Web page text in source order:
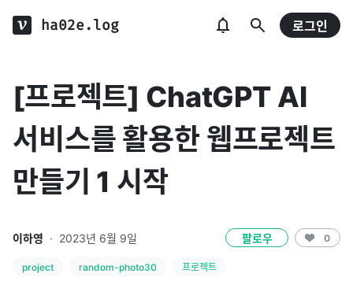
ha02e.log 로그인
[프로젝트] ChatGPT AI
서비스를 활용한 웹프로젝트
만들기 1 시작
이하영 · 2023년 6월 9일 팔로우 0
project random-photo30 프로젝트